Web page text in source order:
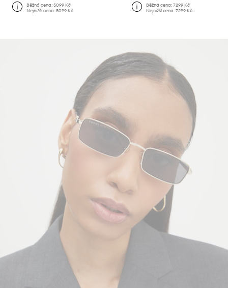
Běžná cena:5099 Kč
Nejnižší cena:5099 Kč
Běžná cena: 7299 Kč
Nejnižší cena: 7299 Kč